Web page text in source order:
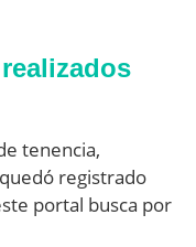
tenencia,
registrado
portal busca por